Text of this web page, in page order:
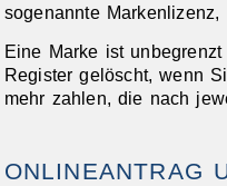
sogenannte
Eine Marke ist
Register gelöscht, wenn
mehr zahlen, die nach
ONLINEANTRAG